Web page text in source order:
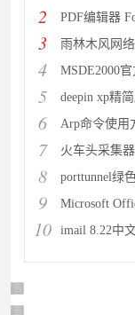
2 PDF编辑器
3 雨林木风网络制
4 MSDE2000
5 deepin xp精
6 Arp命令使用
7 火车头采集器
8 porttunnel绿
9 Microsoft
10 imail 8.22中
广告 商业广告，理性选择
广告 商业广告，理性选择